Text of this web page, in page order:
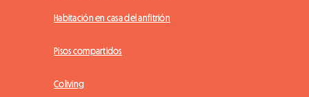
Habitación en casa del anfitrión
Pisos compartidos
Coliving